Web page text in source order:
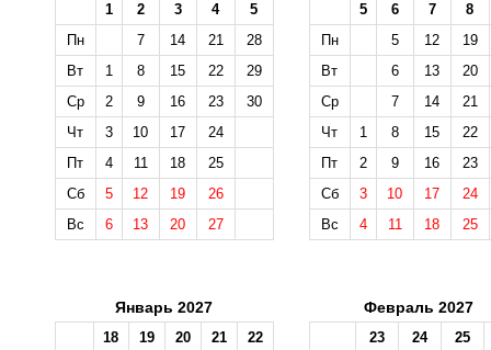
1 2 3 4
5
Пн
7 14 21
28
Вт
1 8 15 22
29
Ср
2 9 16 23
30
Чт
3 10 17
24
Пт
4 11 18
25
Сб
5 12 19
26
Вс
6 13 20 27
5 6 7
8
Пн
5 12
19
Вт
6 13
20
Ср
7 14
21
Чт
1 8 15
22
Пт
2 9 16
23
Сб
3 10 17
24
Вс
4 11 18 25
Январь 2027
18 19 20 21
22
Февраль 2027
23 24
25